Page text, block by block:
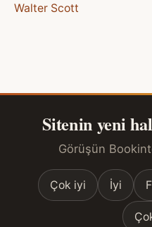
Walter Scott
Sitenin yeni
Görüşün
Çok iyi İyi